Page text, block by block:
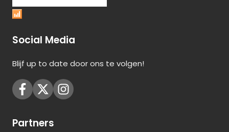
Social Media
Blijf up to date door ons te volgen!
Partners